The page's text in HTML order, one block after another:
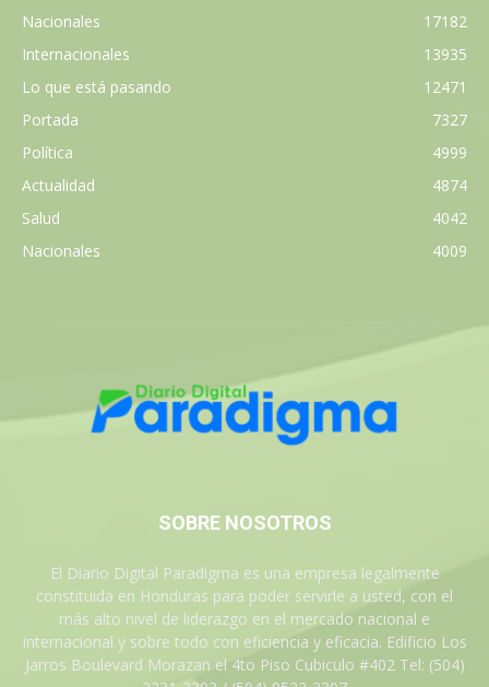
Nacionales
17182
Internacionales
13935
Lo que está pasando
12471
Portada
7327
Política
4999
Actualidad
4874
Salud
4042
Nacionales
4009
SOBRE NOSOTROS
El Diario Digital Paradigma es una empresa legalmente
constituida en Honduras para poder servirle a usted, con el
más alto nivel de liderazgo en el mercado nacional e
internacional y sobre todo con eficiencia y eficacia. Edificio Los
Jarros Boulevard Morazan el 4to Piso Cubiculo #402 Tel: (504)